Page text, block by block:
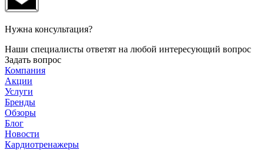
Нужна консультация?
Наши специалисты ответят на любой интересующий вопрос
Задать вопрос
Компания
Акции
Услуги
Бренды
Обзоры
Блог
Новости
Кардиотренажеры